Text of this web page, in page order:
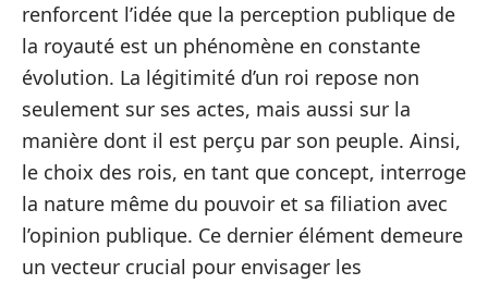
renforcent l’idée que la perception publique de
la royauté est un phénomène en constante
évolution. La légitimité d’un roi repose non
seulement sur ses actes, mais aussi sur la
manière dont il est perçu par son peuple. Ainsi,
le choix des rois, en tant que concept, interroge
la nature même du pouvoir et sa filiation avec
l’opinion publique. Ce dernier élément demeure
un vecteur crucial pour envisager les